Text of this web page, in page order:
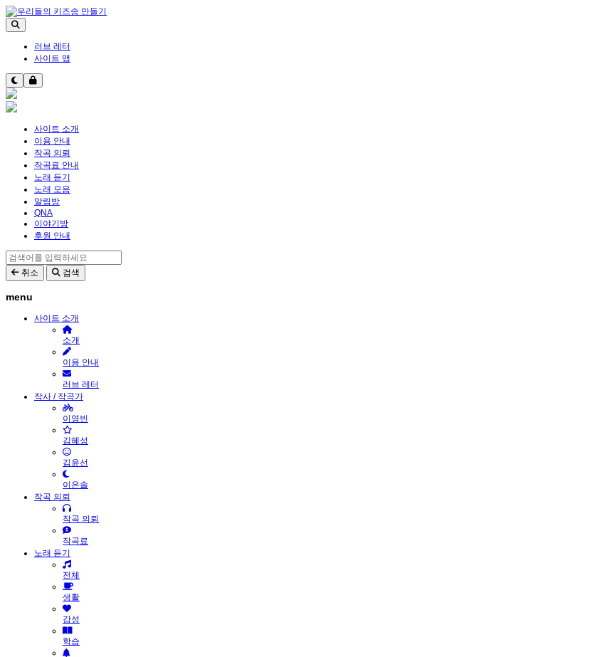
러브 레터
사이트 맵
사이트 소개
이용 안내
작곡 의뢰
작곡료 안내
노래 듣기
노래 모음
알림방
QNA
이야기방
후원 안내
취소 검색
menu
사이트 소개
소개
이용 안내
러브 레터
작사 / 작곡가
이영빈
김혜성
김윤선
이은솔
작곡 의뢰
작곡 의뢰
작곡료
노래 듣기
전체
생활
감성
학습